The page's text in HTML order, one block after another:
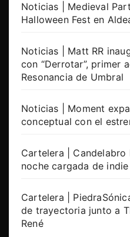
Noticias | Medieval
Halloween Fest en
Noticias | Matt RR
con “Derrotar”, primer
Resonancia de Umbral
Noticias | Moment
conceptual con el
Cartelera | Candelabro
noche cargada de indie
Cartelera |
de trayectoria junto a
René